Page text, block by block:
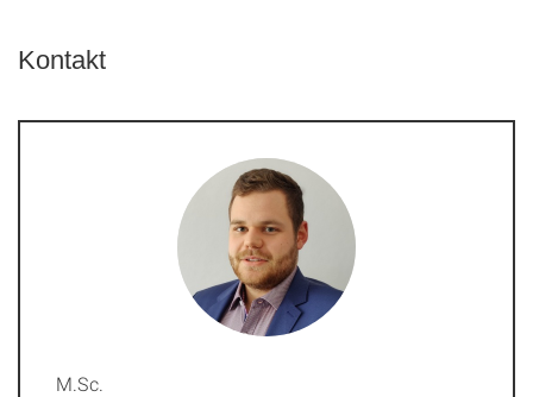
Kontakt
M.Sc.